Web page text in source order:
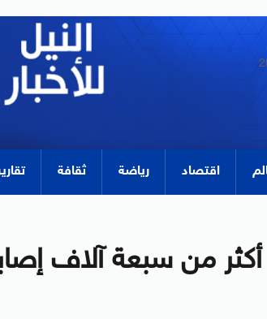
اقتصاد رياضة ثقافة
من سبعة آلاف